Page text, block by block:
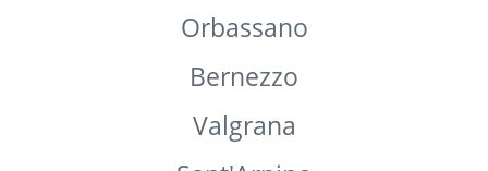
Montereale
Bologna
Fossano